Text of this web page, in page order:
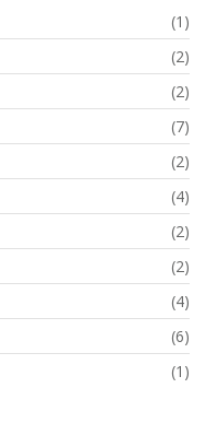
(1)
(2)
(2)
(7)
(2)
(4)
(2)
(2)
(4)
(6)
(1)